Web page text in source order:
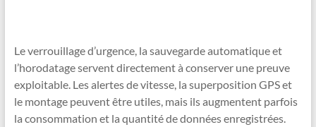
Le verrouillage d’urgence, la sauvegarde automatique et
l’horodatage servent directement à conserver une preuve
exploitable. Les alertes de vitesse, la superposition GPS et
le montage peuvent être utiles, mais ils augmentent parfois
la consommation et la quantité de données enregistrées.